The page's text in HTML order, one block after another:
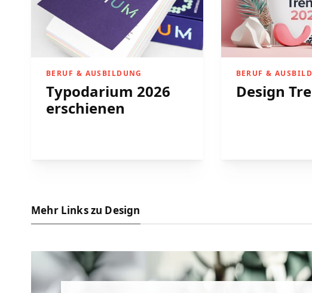
BERUF & AUSBILDUNG
Typodarium 2026
erschienen
BERUF &
Design
Mehr Links zu Design